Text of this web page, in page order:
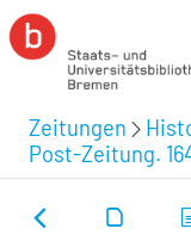
Zeitungen
Post-Zeitung.